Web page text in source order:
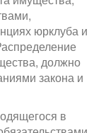
юрклуба и
должно
закона и
в